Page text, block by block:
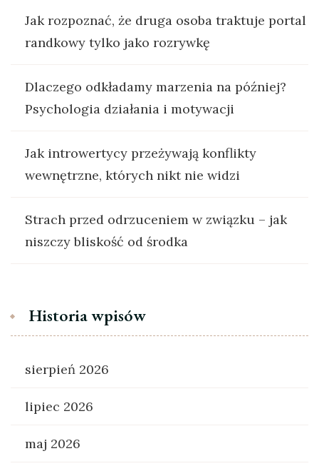
Jak rozpoznać, że druga osoba traktuje portal
randkowy tylko jako rozrywkę
Dlaczego odkładamy marzenia na później?
Psychologia działania i motywacji
Jak introwertycy przeżywają konflikty
wewnętrzne, których nikt nie widzi
Strach przed odrzuceniem w związku – jak
niszczy bliskość od środka
Historia wpisów
sierpień 2026
lipiec 2026
maj 2026